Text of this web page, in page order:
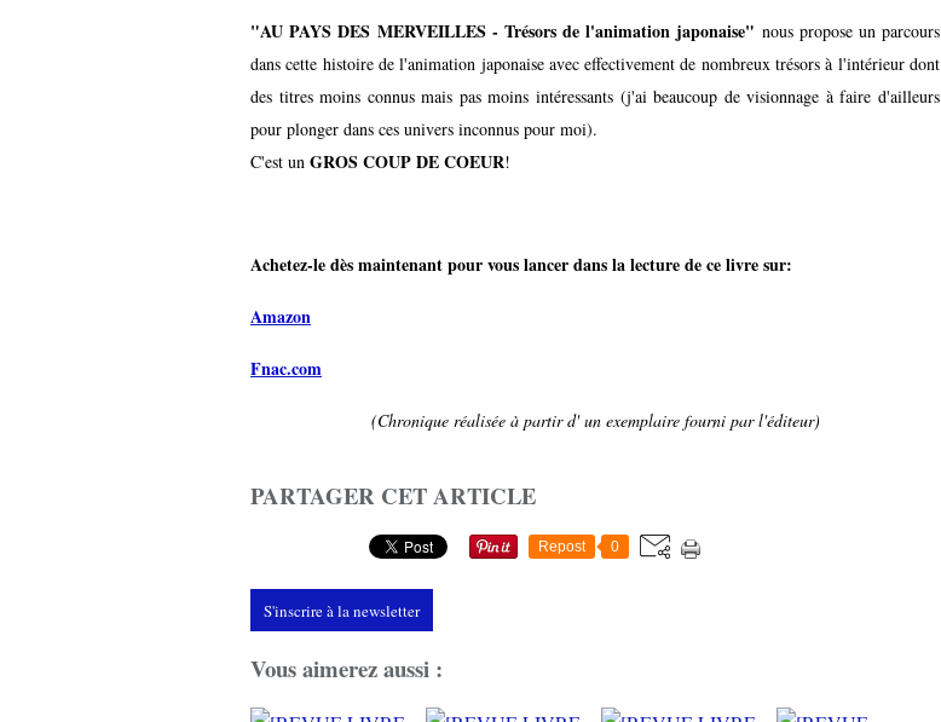
"AU PAYS DES MERVEILLES - Trésors de l'animation japonaise" nous propose un parcours
dans cette histoire de l'animation japonaise avec effectivement de nombreux trésors à l'intérieur dont
des titres moins connus mais pas moins intéressants (j'ai beaucoup de visionnage à faire d'ailleurs
pour plonger dans ces univers inconnus pour moi).
C'est un GROS COUP DE COEUR!
Achetez-le dès maintenant pour vous lancer dans la lecture de ce livre sur:
Amazon
Fnac.com
(Chronique réalisée à partir d' un exemplaire fourni par l'éditeur)
PARTAGER CET ARTICLE
Repost 0
S'inscrire à la newsletter
Vous aimerez aussi :